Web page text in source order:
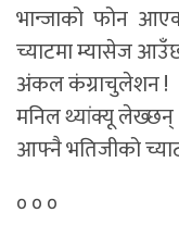
भान्जाको फोन
च्याटमा म्यासेज
अंकल कंग्राचुलेशन !
मनिल थ्यांक्यू लेख्छन्
आफ्नै भतिजीको
० ० ०